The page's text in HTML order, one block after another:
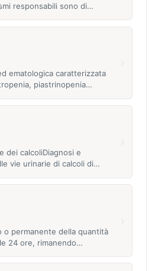
responsabili sono di…
ematologica caratterizzata
piastrinopenia…
dei calcoliDiagnosi e
vie urinarie di calcoli di…
o permanente della quantità
24 ore, rimanendo…